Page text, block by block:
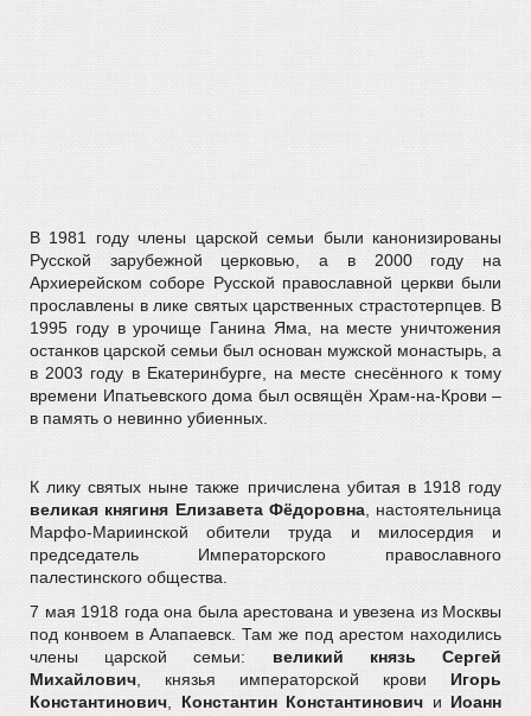
В 1981 году члены царской семьи были канонизированы
Русской зарубежной церковью, а в 2000 году на
Архиерейском соборе Русской православной церкви были
прославлены в лике святых царственных страстотерпцев. В
1995 году в урочище Ганина Яма, на месте уничтожения
останков царской семьи был основан мужской монастырь, а
в 2003 году в Екатеринбурге, на месте снесённого к тому
времени Ипатьевского дома был освящён Храм-на-Крови –
в память о невинно убиенных.
К лику святых ныне также причислена убитая в 1918 году
великая княгиня Елизавета Фёдоровна, настоятельница
Марфо-Мариинской обители труда и милосердия и
председатель Императорского православного
палестинского общества.
7 мая 1918 года она была арестована и увезена из Москвы
под конвоем в Алапаевск. Там же под арестом находились
члены царской семьи: великий князь Сергей
Михайлович , князья императорской крови Игорь
Константинович
Константин Константинович и Иоанн